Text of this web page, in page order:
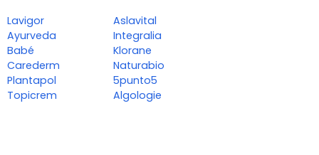
Lavigor
Ayurveda
Babé
Carederm
Plantapol
Topicrem
Aslavital
Integralia
Klorane
Naturabio
5punto5
Algologie